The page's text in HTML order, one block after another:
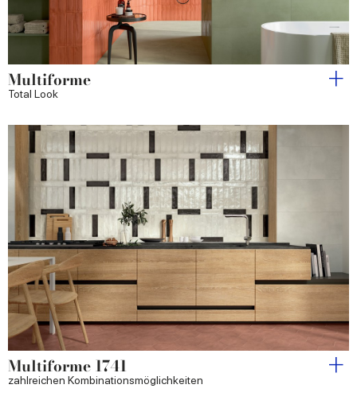
Multiforme
Total Look
Multiforme 1741
zahlreichen Kombinationsmöglichkeiten